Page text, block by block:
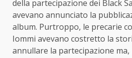
della partecipazione dei Black
avevano annunciato la
album. Purtroppo, le precarie
Iommi avevano costretto la
annullare la partecipazione